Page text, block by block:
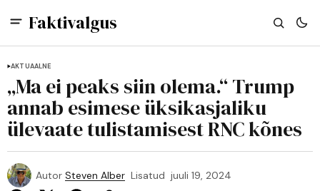
Faktivalgus
AKTUAALNE
„Ma ei peaks siin olema.“ Trump
annab esimese üksikasjaliku
ülevaate tulistamisest RNC kõnes
Autor Steven Alber Lisatud juuli 19, 2024